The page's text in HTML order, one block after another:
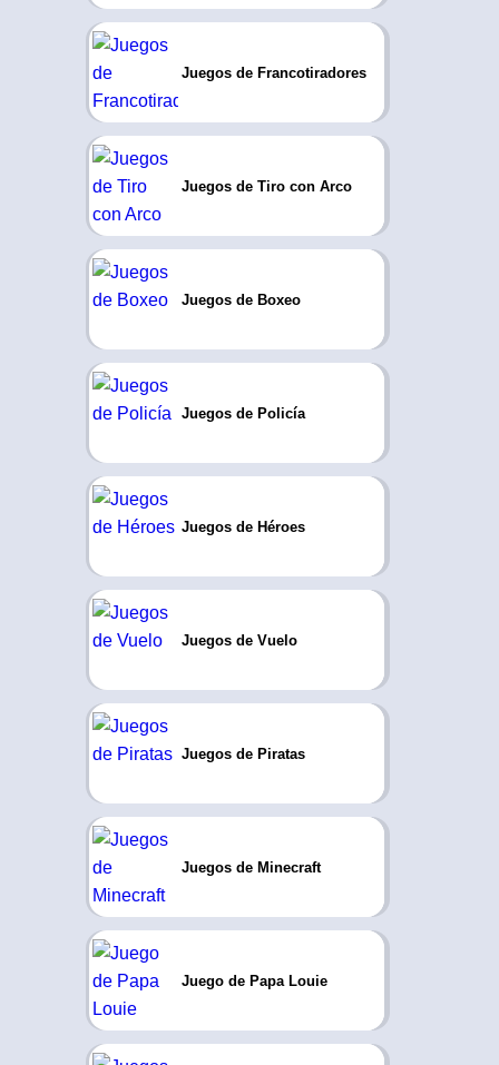
Juegos de Francotiradores
Juegos de Tiro con Arco
Juegos de Boxeo
Juegos de Policía
Juegos de Héroes
Juegos de Vuelo
Juegos de Piratas
Juegos de Minecraft
Juego de Papa Louie